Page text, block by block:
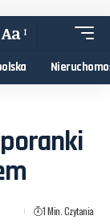
Aa
1 Min. Czytania